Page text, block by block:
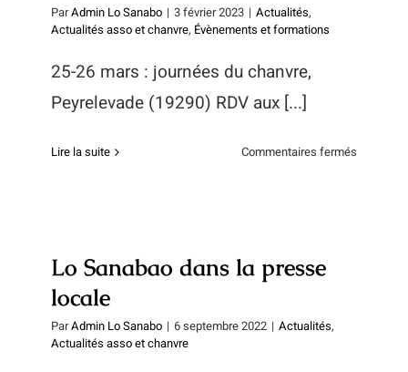
ParAdmin Lo Sanabo | 3 février 2023 | Actualités,
Actualités asso et chanvre, Évènements et formations
25-26 mars : journées du chanvre,
Peyrelevade (19290) RDV aux [...]
Lire la suite Commentaires fermés
Lo Sanabao dans la presse
locale
ParAdmin Lo Sanabo | 6 septembre 2022 | Actualités,
Actualités asso et chanvre